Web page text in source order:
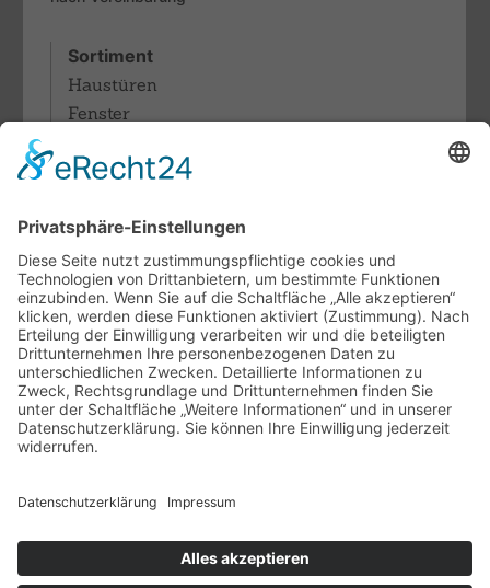
Sortiment
Haustüren
Fenster
Rollläden
Lamellendächer
Pergolamarkisen
Fachthemen
Indoor-Living meets Outdoor-Living
Terrassendächer von Brustor
Klappläden- / Fensterläden aus
Aluminium
Unternehmen
Ausstellung